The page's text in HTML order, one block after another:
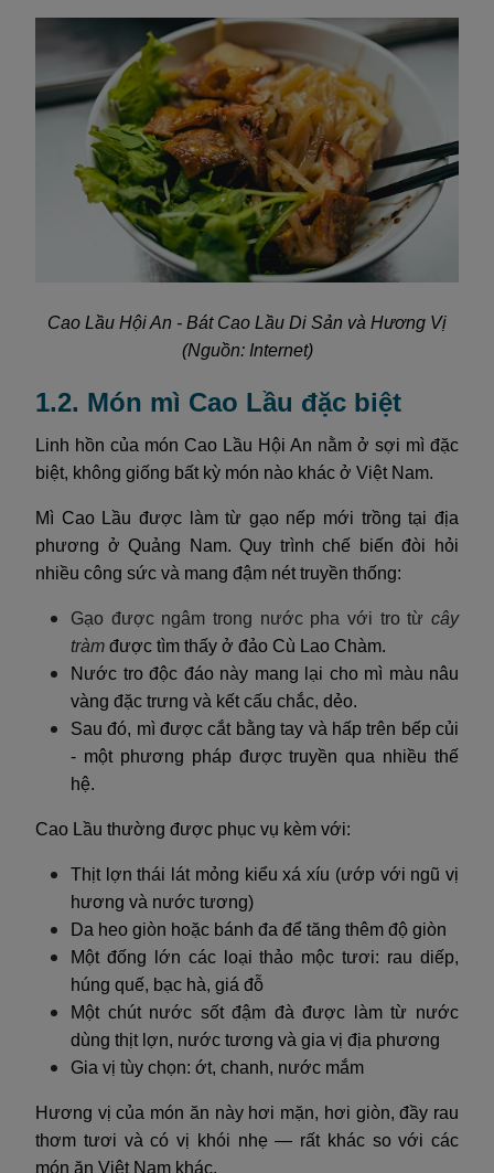
Cao Lầu Hội An - Bát Cao Lầu Di Sản và Hương Vị
(Nguồn: Internet)
1.2. Món mì Cao Lầu đặc biệt
Linh hồn của món Cao Lầu Hội An nằm ở sợi mì đặc
biệt, không giống bất kỳ món nào khác ở Việt Nam.
Mì Cao Lầu được làm từ gạo nếp mới trồng tại địa
phương ở Quảng Nam. Quy trình chế biến đòi hỏi
nhiều công sức và mang đậm nét truyền thống:
Gạo được ngâm trong nước pha với tro từ cây
tràm được tìm thấy ở đảo Cù Lao Chàm.
Nước tro độc đáo này mang lại cho mì màu nâu
vàng đặc trưng và kết cấu chắc, dẻo.
Sau đó, mì được cắt bằng tay và hấp trên bếp củi
- một phương pháp được truyền qua nhiều thế
hệ.
Cao Lầu thường được phục vụ kèm với:
Thịt lợn thái lát mỏng kiểu xá xíu (ướp với ngũ vị
hương và nước tương)
Da heo giòn hoặc bánh đa để tăng thêm độ giòn
Một đống lớn các loại thảo mộc tươi: rau diếp,
húng quế, bạc hà, giá đỗ
Một chút nước sốt đậm đà được làm từ nước
dùng thịt lợn, nước tương và gia vị địa phương
Gia vị tùy chọn: ớt, chanh, nước mắm
Hương vị của món ăn này hơi mặn, hơi giòn, đầy rau
thơm tươi và có vị khói nhẹ — rất khác so với các
món ăn Việt Nam khác.